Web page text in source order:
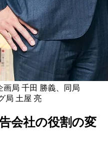
局 千田 勝義、同局
局 土屋 亮
会社の役割の変